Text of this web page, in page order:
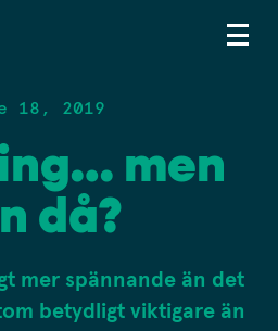
18, 2019
men
då?
mer spännande än det
betydligt viktigare än